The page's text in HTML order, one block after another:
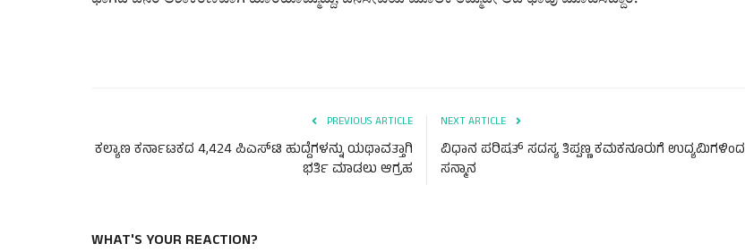
PREVIOUS ARTICLE
ಕಲ್ಯಾಣ ಕರ್ನಾಟಕದ 4,424 ಪಿಎಸ್‌ಟಿ ಹುದ್ದೆಗಳನ್ನು ಯಥಾವತ್ತಾಗಿ
ಭರ್ತಿ ಮಾಡಲು ಆಗ್ರಹ
NEXT ARTICLE
ವಿಧಾನ ಪರಿಷತ್ ಸದಸ್ಯ ತಿಪ್ಪಣ್ಣ ಕಮಕನೂರುಗೆ ಉದ್ಯಮಿಗಳಿಂದ
ಸನ್ಮಾನ
WHAT'S YOUR REACTION?